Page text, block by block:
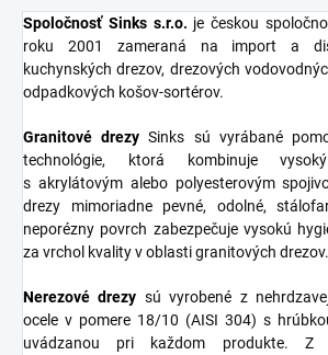
Spoločnosť Sinks s.r.o. je českou
roku 2001 zameraná na import a
kuchynských drezov, drezových
odpadkových košov-sortérov.
Granitové drezy Sinks sú vyrábané
technológie, ktorá kombinuje
s akrylátovým alebo polyesterovým
drezy mimoriadne pevné, odolné,
neporézny povrch zabezpečuje vysokú
za vrchol kvality v oblasti granitových drezov.
Nerezové drezy sú vyrobené z
ocele v pomere 18/10 (AISI 304) s
uvádzanou pri každom produkte. Z